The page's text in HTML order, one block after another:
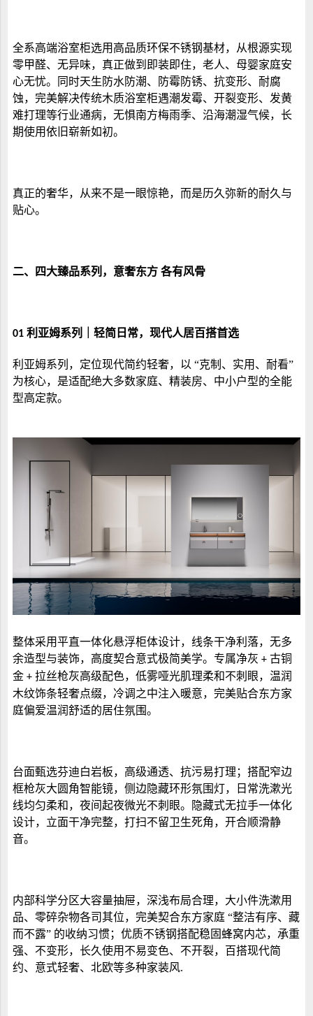
全系高端浴室柜选用高品质环保不锈钢基材，从根源实现
零甲醛、无异味，真正做到即装即住，老人、母婴家庭安
心无忧。同时天生防水防潮、防霉防锈、抗变形、耐腐
蚀，完美解决传统木质浴室柜遇潮发霉、开裂变形、发黄
难打理等行业通病，无惧南方梅雨季、沿海潮湿气候，长
期使用依旧崭新如初。
真正的奢华，从来不是一眼惊艳，而是历久弥新的耐久与
贴心。
二、 四大臻品系列，意奢东方 各有风骨
01 利亚姆系列｜轻简日常，现代人居百搭首选
利亚姆系列，定位现代简约轻奢，以 “克制、实用、耐看”
为核心，是适配绝大多数家庭、精装房、中小户型的全能
型高定款。
整体采用平直一体化悬浮柜体设计，线条干净利落，无多
余造型与装饰，高度契合意式极简美学。专属净灰 + 古铜
金 + 拉丝枪灰高级配色，低雾哑光肌理柔和不刺眼，温润
木纹饰条轻奢点缀，冷调之中注入暖意，完美贴合东方家
庭偏爱温润舒适的居住氛围。
台面甄选芬迪白岩板，高级通透、抗污易打理；搭配窄边
框枪灰大圆角智能镜，侧边隐藏环形氛围灯，日常洗漱光
线均匀柔和，夜间起夜微光不刺眼。隐藏式无拉手一体化
设计，立面干净完整，打扫不留卫生死角，开合顺滑静
音。
内部科学分区大容量抽屉，深浅布局合理，大小件洗漱用
品、零碎杂物各司其位，完美契合东方家庭 “整洁有序、藏
而不露” 的收纳习惯；优质不锈钢搭配稳固蜂窝内芯，承重
强、不变形，长久使用不易变色、不开裂，百搭现代简
约、意式轻奢、北欧等多种家装风.